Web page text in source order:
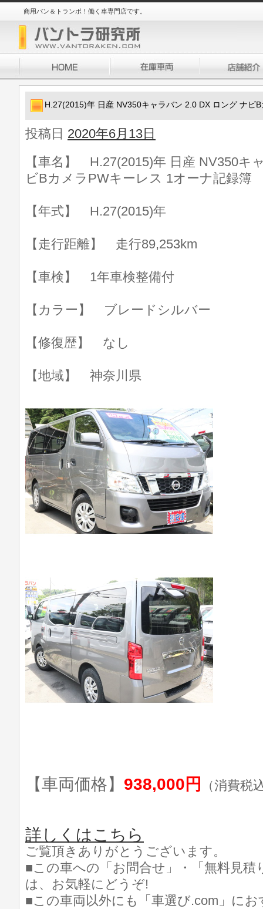
商用バン＆トランポ！働く車専門店です。
H.27(2015)年 日産 NV350キャラバン 2.0 DX ロング ナビ
投稿日 2020年6月13日
【車名】 H.27(2015)年 日産 NV350キ
ビBカメラPWキーレス 1オーナ記録簿
【年式】 H.27(2015)年
【走行距離】 走行89,253km
【車検】 1年車検整備付
【カラー】 ブレードシルバー
【修復歴】 なし
【地域】 神奈川県
【車両価格】 938,000円 （消費税
詳しくはこちら
ご覧頂きありがとうございます。
■この車への「お問合せ」・「無料見積
は、お気軽にどうぞ!
■この車両以外にも「車選び.com」に